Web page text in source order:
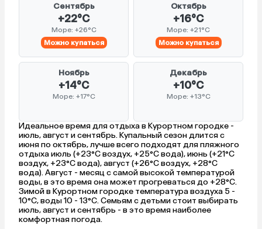
Сентябрь
+22°C
Море: +26°C
Можно купаться
Октябрь
+16°C
Море: +21°C
Можно купаться
Ноябрь
+14°C
Море: +17°C
Декабрь
+10°C
Море: +13°C
Идеальное время для отдыха в Курортном городке -
июль, август и сентябрь. Купальный сезон длится с
июня по октябрь, лучше всего подходят для пляжного
отдыха июль (+23°C воздух, +25°C вода), июнь (+21°C
воздух, +23°C вода), август (+26°C воздух, +28°C
вода). Август - месяц с самой высокой температурой
воды, в это время она может прогреваться до +28°C.
Зимой в Курортном городке температура воздуха 5 -
10°C, воды 10 - 13°C. Семьям с детьми стоит выбирать
июль, август и сентябрь - в это время наиболее
комфортная погода.